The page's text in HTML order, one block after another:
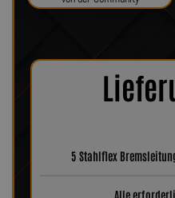
5 Stahlflex
Alle